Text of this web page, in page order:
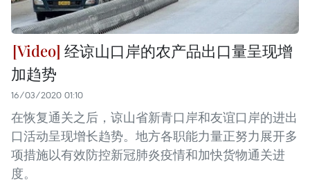
经谅山口岸的农产品出口量呈现增
加趋势
16/03/2020 01:10
在恢复通关之后，谅山省新青口岸和友谊口岸的进出
口活动呈现增长趋势。地方各职能力量正努力展开多
项措施以有效防控新冠肺炎疫情和加快货物通关进
度。